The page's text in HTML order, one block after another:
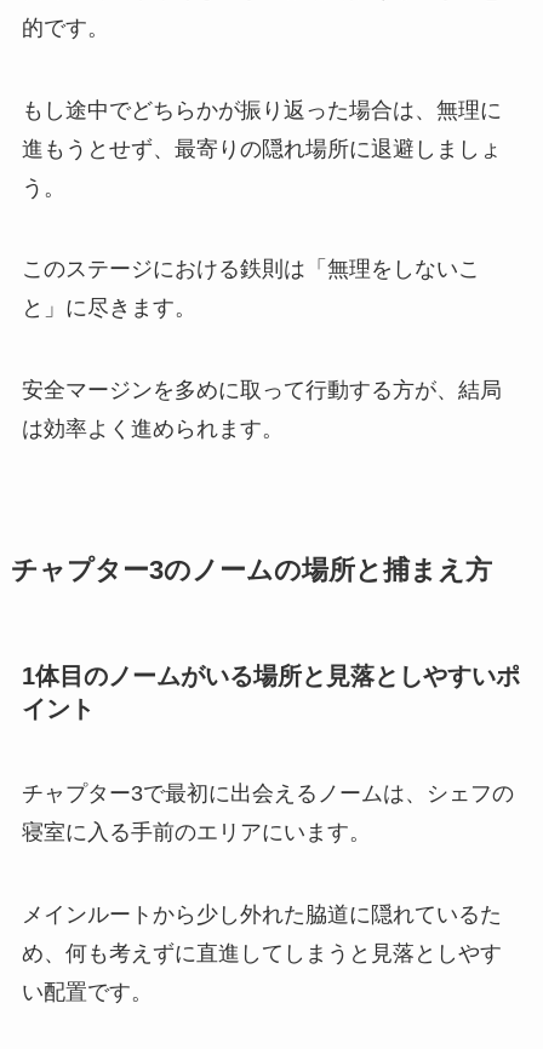
的です。
もし途中でどちらかが振り返った場合は、無理に
進もうとせず、最寄りの隠れ場所に退避しましょ
う。
このステージにおける鉄則は「無理をしないこ
と」に尽きます。
安全マージンを多めに取って行動する方が、結局
は効率よく進められます。
チャプター3のノームの場所と捕まえ方
1体目のノームがいる場所と見落としやすいポ
イント
チャプター3で最初に出会えるノームは、シェフの
寝室に入る手前のエリアにいます。
メインルートから少し外れた脇道に隠れているた
め、何も考えずに直進してしまうと見落としやす
い配置です。